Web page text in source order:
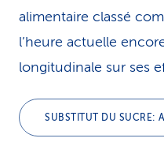
alimentaire classé
l’heure actuelle
longitudinale sur ses
SUBSTITUT DU SUCRE: